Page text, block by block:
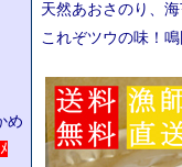
め
天然あおさのり、
これぞツウの味！